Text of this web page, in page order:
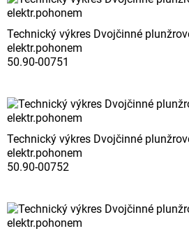
Technický výkres Dvojčinné
elektr.pohonem
50.90-00751
Technický výkres Dvojčinné
elektr.pohonem
50.90-00752